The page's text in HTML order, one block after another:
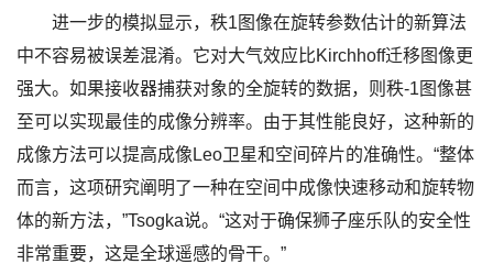
进一步的模拟显示，秩1图像在旋转参数估计的新算法
中不容易被误差混淆。它对大气效应比Kirchhoff迁移图像更
强大。如果接收器捕获对象的全旋转的数据，则秩-1图像甚
至可以实现最佳的成像分辨率。由于其性能良好，这种新的
成像方法可以提高成像Leo卫星和空间碎片的准确性。“整体
而言，这项研究阐明了一种在空间中成像快速移动和旋转物
体的新方法，”Tsogka说。“这对于确保狮子座乐队的安全性
非常重要，这是全球遥感的骨干。”